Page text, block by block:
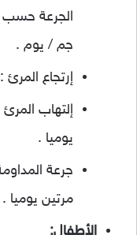
جم / يوم .
إرتجاع المرئ : 150 مللجم مرتين يوميا .
يوميا .
مرتين يوميا .